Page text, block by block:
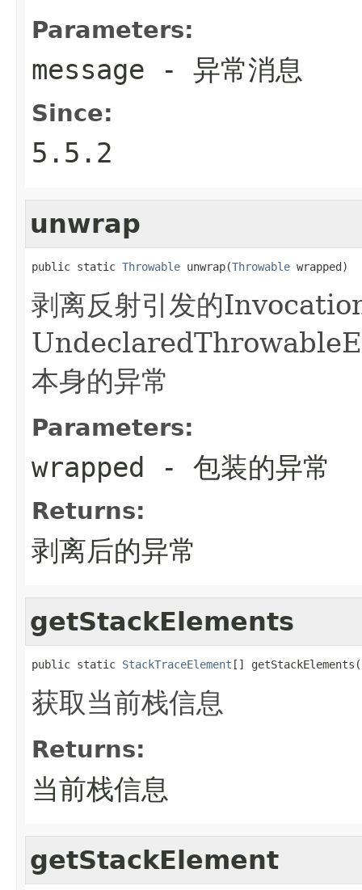
Parameters:
message - 异常消息
Since:
5.5.2
unwrap
public static Throwable unwrap(Throwable wrapped)
剥离反射引发的
本身的异常
Parameters:
wrapped - 包装的异常
Returns:
剥离后的异常
getStackElements
public static StackTraceElement []
获取当前栈信息
Returns:
当前栈信息
getStackElement